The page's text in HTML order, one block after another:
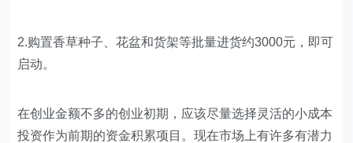
2.购置香草种子、花盆和货架等批量进货约3000元，即可
启动。
在创业金额不多的创业初期，应该尽量选择灵活的小成本
投资作为前期的资金积累项目。现在市场上有许多有潜力